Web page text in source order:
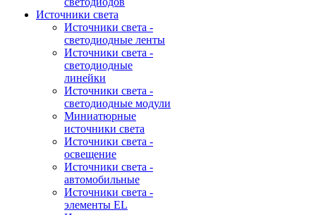
Источники света
Источники света -
светодиодные ленты
Источники света -
светодиодные
линейки
Источники света -
светодиодные модули
Миниатюрные
источники света
Источники света -
освещение
Источники света -
автомобильные
Источники света -
элементы EL